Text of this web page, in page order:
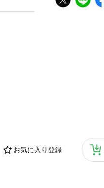
お気に入り登録
国民を
崎道朗■
夫婦別
定され
市早苗■
書から